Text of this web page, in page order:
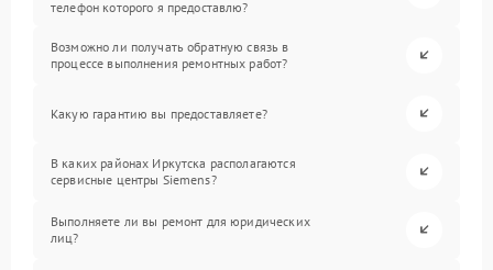
телефон которого я предоставлю?
Возможно ли получать обратную связь в
процессе выполнения ремонтных работ?
Какую гарантию вы предоставляете?
В каких районах Иркутска располагаются
сервисные центры Siemens?
Выполняете ли вы ремонт для юридических
лиц?